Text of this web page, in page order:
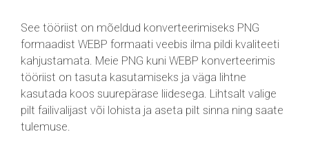
See tööriist on mõeldud konverteerimiseks PNG
formaadist WEBP formaati veebis ilma pildi kvaliteeti
kahjustamata. Meie PNG kuni WEBP konverteerimis
tööriist on tasuta kasutamiseks ja väga lihtne
kasutada koos suurepärase liidesega. Lihtsalt valige
pilt failivalijast või lohista ja aseta pilt sinna ning saate
tulemuse.